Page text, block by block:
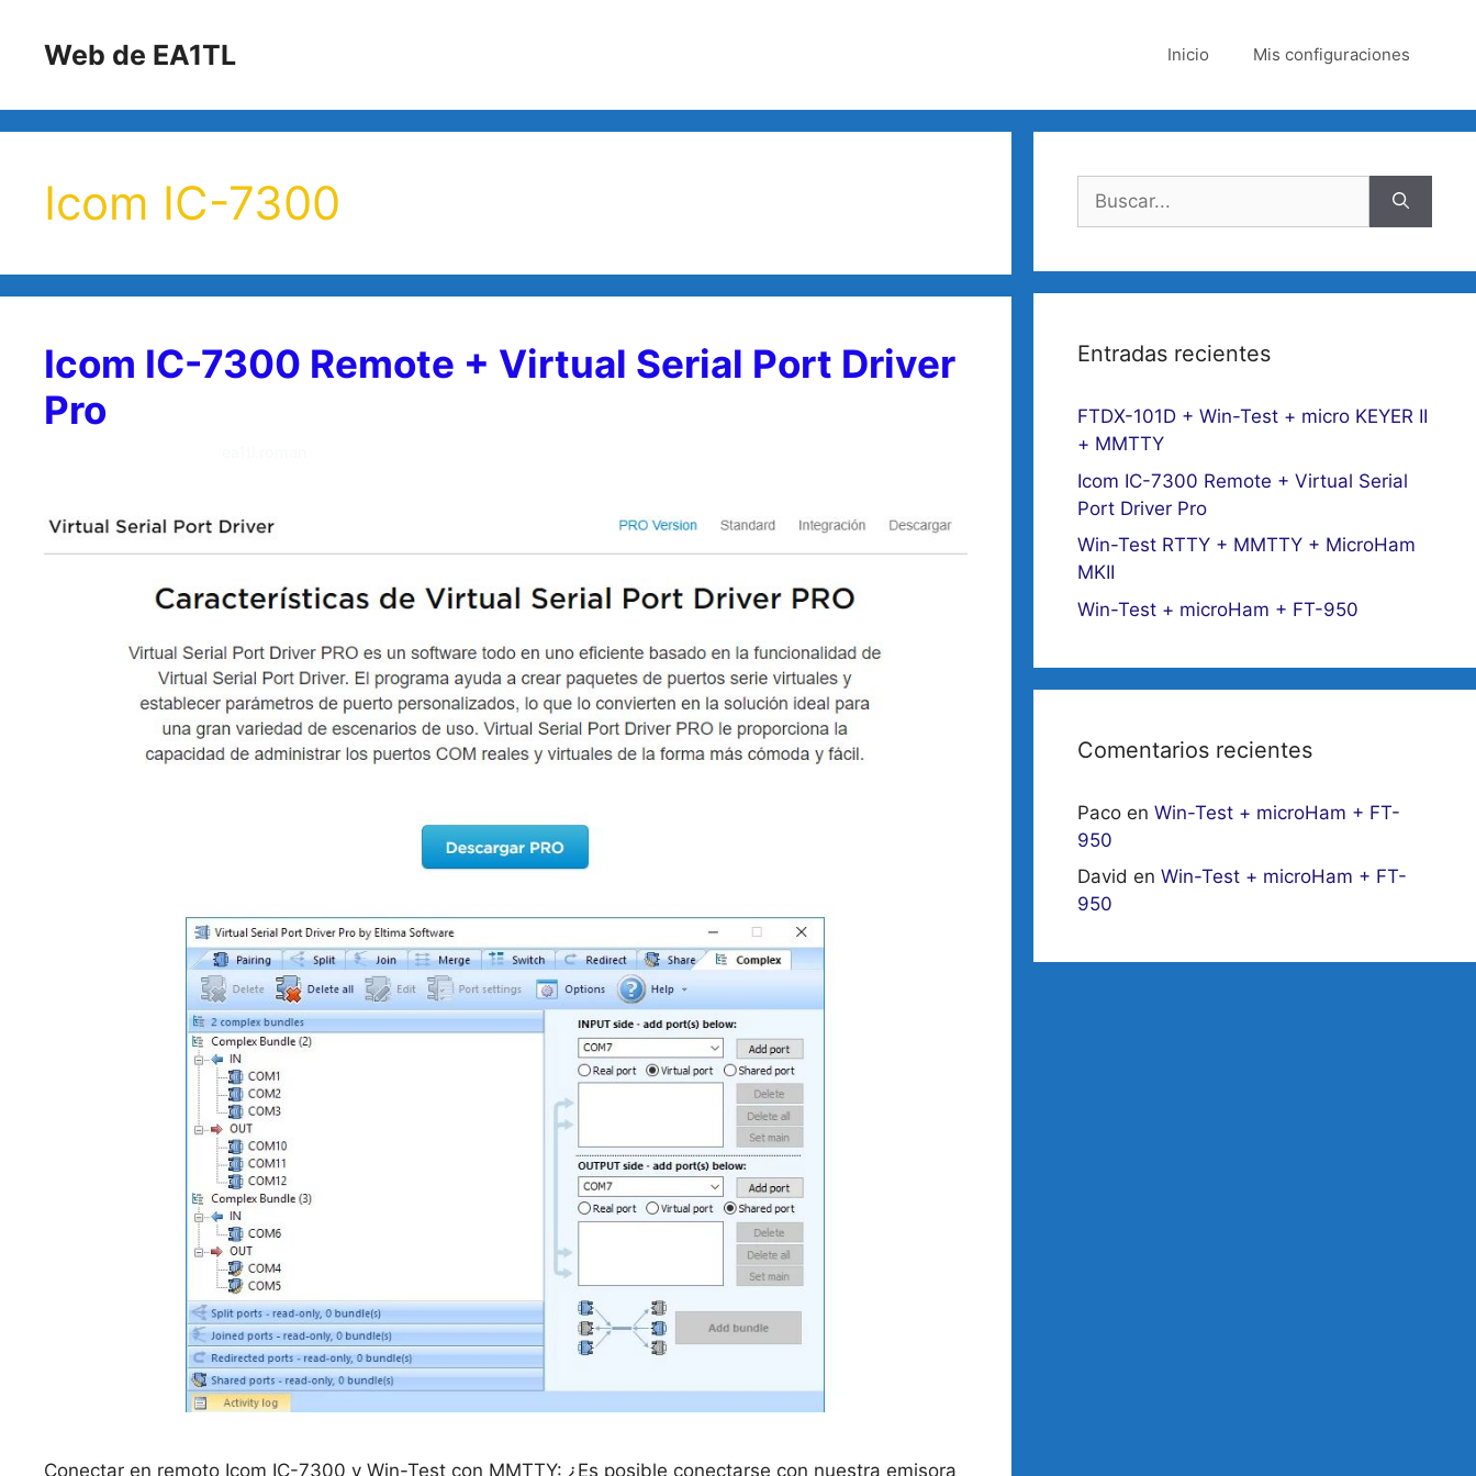
contenidoWeb de EA1TL Inicio Mis configuraciones
Icom IC-7300
Icom IC-7300 Remote + Virtual Serial Port Driver
Pro
Conectar en remoto Icom IC-7300 y Win-Test con MMTTY: ¿Es posible conectarse con nuestra emisora
Buscar:
Entradas recientes
FTDX-101D + Win-Test + micro KEYER II
+ MMTTY
Icom IC-7300 Remote + Virtual Serial
Port Driver Pro
Win-Test RTTY + MMTTY + MicroHam
MKII
Win-Test + microHam + FT-950
Comentarios recientes
Pacoen Win-Test + microHam + FT-
950
David en Win-Test + microHam + FT-
950